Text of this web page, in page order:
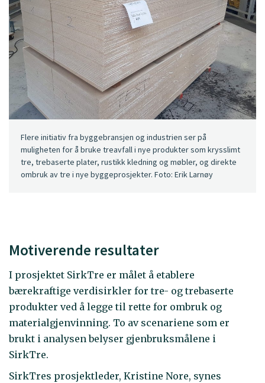
Flere initiativ fra byggebransjen og industrien ser på
muligheten for å bruke treavfall i nye produkter som krysslimt
tre, trebaserte plater, rustikk kledning og møbler, og direkte
ombruk av tre i nye byggeprosjekter. Foto: Erik Larnøy
Motiverende resultater
I prosjektet SirkTre er målet å etablere
bærekraftige verdisirkler for tre- og trebaserte
produkter ved å legge til rette for ombruk og
materialgjenvinning. To av scenariene som er
brukt i analysen belyser gjenbruksmålene i
SirkTre.
SirkTres prosjektleder, Kristine Nore, synes